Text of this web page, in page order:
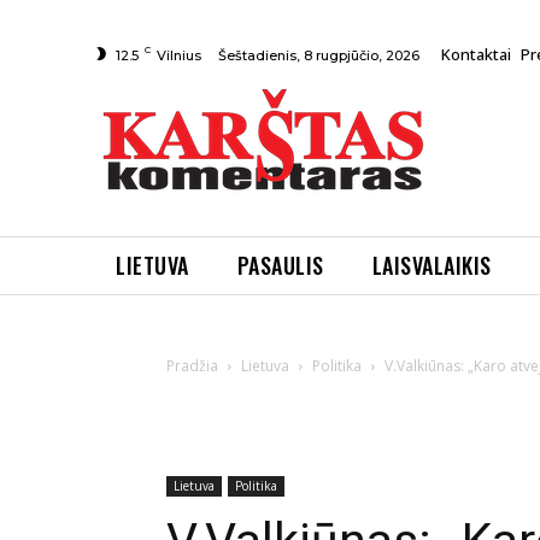
12.5 C Vilnius Šeštadienis, 8 rugpjūčio, 2026 Kontaktai
LIETUVA PASAULIS LAISVALAIKIS
Pradžia Lietuva Politika V.Valkiūnas: „Karo
Lietuva Politika